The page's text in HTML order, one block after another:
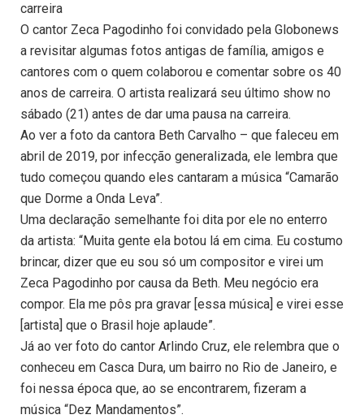
carreira
O cantor Zeca Pagodinho foi convidado pela Globonews
a revisitar algumas fotos antigas de família, amigos e
cantores com o quem colaborou e comentar sobre os 40
anos de carreira. O artista realizará seu último show no
sábado (21) antes de dar uma pausa na carreira.
Ao ver a foto da cantora Beth Carvalho – que faleceu em
abril de 2019, por infecção generalizada, ele lembra que
tudo começou quando eles cantaram a música “Camarão
que Dorme a Onda Leva”.
Uma declaração semelhante foi dita por ele no enterro
da artista: “Muita gente ela botou lá em cima. Eu costumo
brincar, dizer que eu sou só um compositor e virei um
Zeca Pagodinho por causa da Beth. Meu negócio era
compor. Ela me pôs pra gravar [essa música] e virei esse
[artista] que o Brasil hoje aplaude”.
Já ao ver foto do cantor Arlindo Cruz, ele relembra que o
conheceu em Casca Dura, um bairro no Rio de Janeiro, e
foi nessa época que, ao se encontrarem, fizeram a
música “Dez Mandamentos”.